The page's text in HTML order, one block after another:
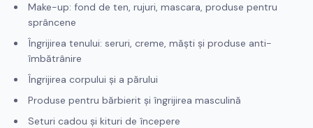
Make-up: fond de ten, rujuri, mascara, produse pentru
sprâncene
Îngrijirea tenului: seruri, creme, măști și produse anti-
îmbătrânire
Îngrijirea corpului și a părului
Produse pentru bărbierit și îngrijirea masculină
Seturi cadou și kituri de începere